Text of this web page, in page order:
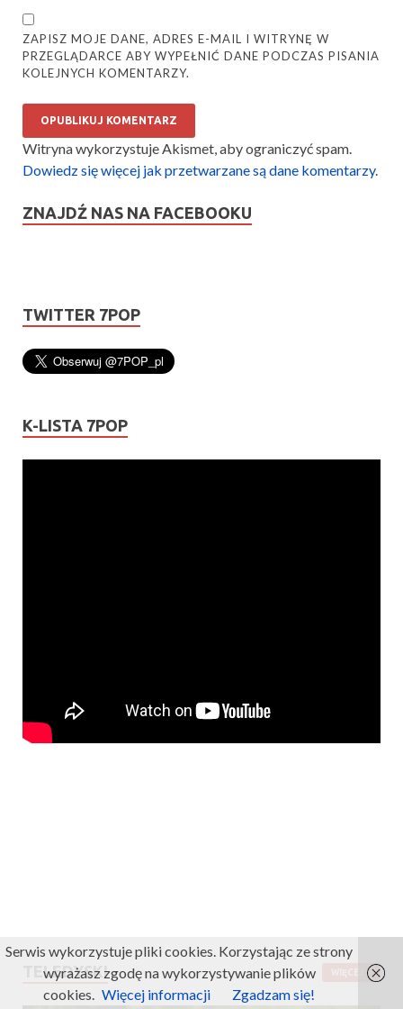
ZAPISZ MOJE DANE, ADRES E-MAIL I WITRYNĘ W
PRZEGLĄDARCE ABY WYPEŁNIĆ DANE PODCZAS PISANIA
KOLEJNYCH KOMENTARZY.
Witryna wykorzystuje Akismet, aby ograniczyć spam.
Dowiedz się więcej jak przetwarzane są dane komentarzy.
ZNAJDŹ NAS NA FACEBOOKU
TWITTER 7POP
K-LISTA 7POP
TELEDYSKI
Serwis wykorzystuje pliki cookies. Korzystając ze strony
wyrażasz zgodę na wykorzystywanie plików
cookies. Więcej informacji Zgadzam się!